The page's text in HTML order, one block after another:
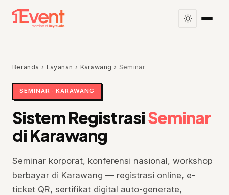
Beranda › Layanan › Karawang › Seminar
SEMINAR · KARAWANG
Sistem RegistrasiSeminar
di Karawang
Seminar korporat, konferensi nasional, workshop
berbayar di Karawang — registrasi online, e-
ticket QR, sertifikat digital auto-generate,